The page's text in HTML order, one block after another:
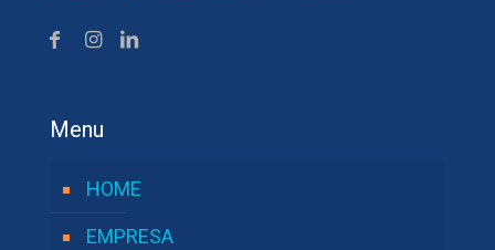
Menu
HOME
EMPRESA